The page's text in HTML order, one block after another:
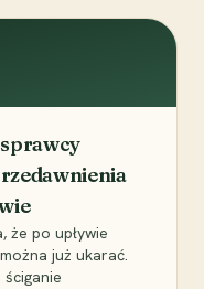
że po upływie
już ukarać.